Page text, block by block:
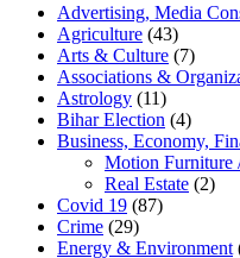
Advertising, Media
Agriculture (43)
Arts & Culture (7)
Associations &
Astrology (11)
Bihar Election (4)
Business, Economy,
Motion Furniture
Real Estate (2)
Covid 19 (87)
Crime (29)
Energy & Environment